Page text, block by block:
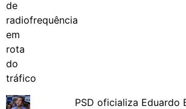
PSD oficializa Eduardo